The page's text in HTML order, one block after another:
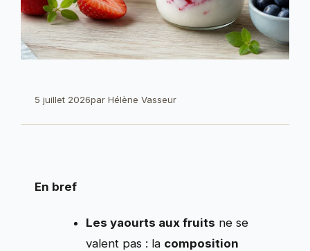
5 juillet 2026par Hélène Vasseur
En bref
Les yaourts aux fruits ne se
valent pas : la composition